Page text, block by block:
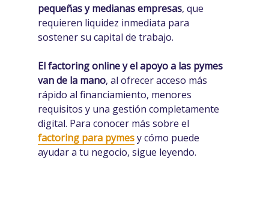
pequeñas y medianas empresas, que
requieren liquidez inmediata para
sostener su capital de trabajo.
El factoring online y el apoyo a las pymes
van de la mano, al ofrecer acceso más
rápido al financiamiento, menores
requisitos y una gestión completamente
digital. Para conocer más sobre el
factoring para pymesy cómo puede
ayudar a tu negocio, sigue leyendo.